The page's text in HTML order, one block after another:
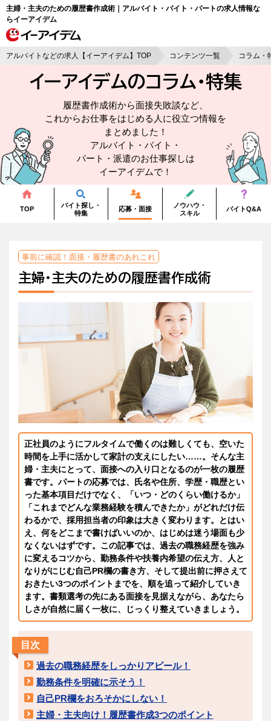
主婦・主夫のための履歴書作成術｜アルバイト・バイト・パートの求人情報な
らイーアイデム
アルバイトなどの求人【イーアイデム】TOP コンテンツ一覧 コラム・
イーアイデムのコラム・特集
履歴書作成術から面接失敗談など、
これからお仕事をはじめる人に役立つ情報を
まとめました！
アルバイト・バイト・
パート・派遣のお仕事探しは
イーアイデムで！
TOP
バイト探し・
特集
応募・面接
ノウハウ・
スキル
バイトQ&A
事前に確認！面接・履歴書のあれこれ
主婦・主夫のための履歴書作成術
正社員のようにフルタイムで働くのは難しくても、空いた
時間を上手に活かして家計の支えにしたい……。そんな主
婦・主夫にとって、面接への入り口となるのが一枚の履歴
書です。パートの応募では、氏名や住所、学歴・職歴とい
った基本項目だけでなく、「いつ・どのくらい働けるか」
「これまでどんな業務経験を積んできたか」がどれだけ伝
わるかで、採用担当者の印象は大きく変わります。とはい
え、何をどこまで書けばいいのか、はじめは迷う場面も少
なくないはずです。この記事では、過去の職務経歴を強み
に変えるコツから、勤務条件や扶養内希望の伝え方、人と
なりがにじむ自己PR欄の書き方、そして提出前に押さえて
おきたい3つのポイントまでを、順を追って紹介していき
ます。書類選考の先にある面接を見据えながら、あなたら
しさが自然に届く一枚に、じっくり整えていきましょう。
目次
過去の職務経歴をしっかりアピール！
勤務条件を明確に示そう！
自己PR欄をおろそかにしない！
主婦・主夫向け！履歴書作成3つのポイント